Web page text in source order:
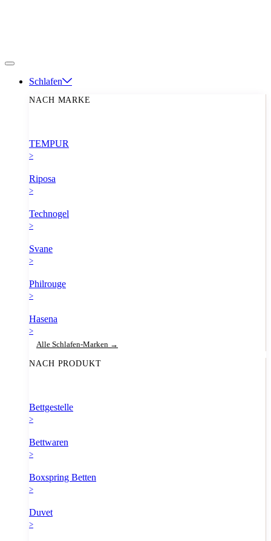
Schlafen
NACH MARKE
TEMPUR
>
Riposa
>
Technogel
>
Svane
>
Philrouge
>
Hasena
>
Alle Schlafen-Marken →
NACH PRODUKT
Bettgestelle
>
Bettwaren
>
Boxspring Betten
>
Duvet
>